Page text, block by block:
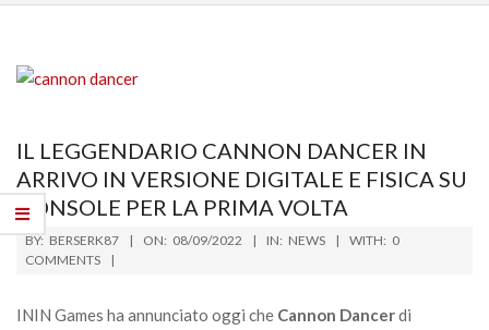
IL LEGGENDARIO CANNON DANCER IN
ARRIVO IN VERSIONE DIGITALE E FISICA SU
CONSOLE PER LA PRIMA VOLTA
2022-
09-
BY: BERSERK87 ON: 08/09/2022 IN: NEWS WITH: 0
COMMENTS
ININ Games ha annunciato oggi che Cannon Dancerdi